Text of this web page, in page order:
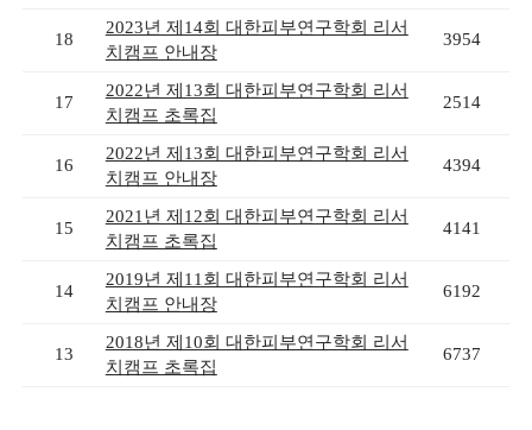
18
2023년 제14회 대한피부연구학회 리서
치캠프 안내장
3954
17
2022년 제13회 대한피부연구학회 리서
치캠프 초록집
2514
16
2022년 제13회 대한피부연구학회 리서
치캠프 안내장
4394
15
2021년 제12회 대한피부연구학회 리서
치캠프 초록집
4141
14
2019년 제11회 대한피부연구학회 리서
치캠프 안내장
6192
13
2018년 제10회 대한피부연구학회 리서
치캠프 초록집
6737